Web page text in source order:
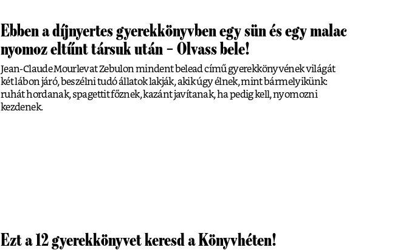
Ebben a díjnyertes gyerekkönyvben egy sün és egy malac
nyomoz eltűnt társuk után – Olvass bele!
Jean-Claude Mourlevat Zebulon mindent belead című gyerekkönyvének világát
két lábon járó, beszélni tudó állatok lakják, akik úgy élnek, mint bármelyikünk:
ruhát hordanak, spagettit főznek, kazánt javítanak, ha pedig kell, nyomozni
kezdenek.
Ezt a 12 gyerekkönyvet keresd a Könyvhéten!